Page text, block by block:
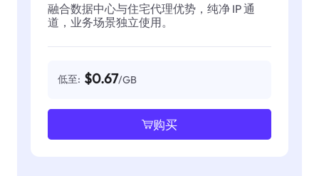
融合数据中心与住宅代理优势，纯净 IP 通
道，业务场景独立使用。
低至: $0.67/GB
购买